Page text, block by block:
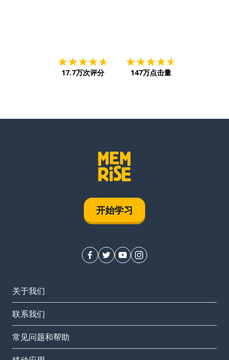
17.7万次评分 147万点击量
开始学习
关于我们
联系我们
常见问题和帮助